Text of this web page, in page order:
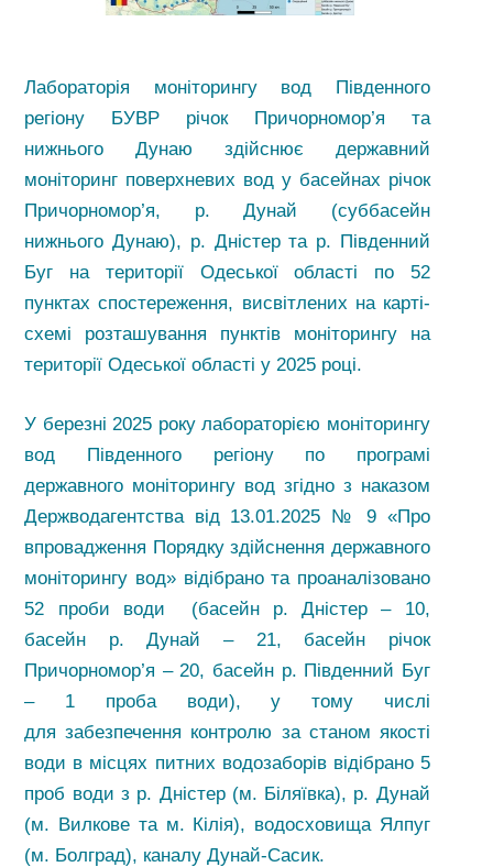
Лабораторія моніторингу вод Південного
регіону БУВР річок Причорномор’я та
нижнього Дунаю здійснює державний
моніторинг поверхневих вод у басейнах річок
Причорномор’я, р. Дунай (суббасейн
нижнього Дунаю), р. Дністер та р. Південний
Буг на території Одеської області по 52
пунктах спостереження, висвітлених на карті-
схемі розташування пунктів моніторингу на
території Одеської області у 2025 році.
У березні 2025 року лабораторією моніторингу
вод Південного регіону по програмі
державного моніторингу вод згідно з наказом
Держводагентства від 13.01.2025 № 9 «Про
впровадження Порядку здійснення державного
моніторингу вод» відібрано та проаналізовано
52 проби води (басейн р. Дністер – 10,
басейн р. Дунай – 21, басейн річок
Причорномор’я – 20, басейн р. Південний Буг
– 1 проба води), у тому числі
для забезпечення контролю за станом якості
води в місцях питних водозаборів відібрано 5
проб води з р. Дністер (м. Біляївка), р. Дунай
(м. Вилкове та м. Кілія), водосховища Ялпуг
(м. Болград), каналу Дунай-Сасик.